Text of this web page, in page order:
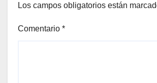
Los campos obligatorios están
Comentario *